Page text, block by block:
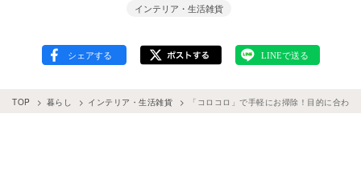
インテリア・生活雑貨
TOP 暮らし インテリア・生活雑貨 「コロコロ」で手軽にお掃除！目的に合わ